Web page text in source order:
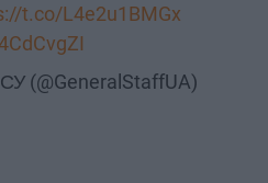
t.co/L4e2u1BMGx
(@GeneralStaffUA)